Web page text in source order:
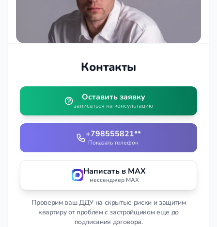
Контакты
Оставить заявку
записаться на консультацию
+798555821**
Показать телефон
Написать в MAX
мессенджер MAX
Проверим ваш ДДУ на скрытые риски и защитим
квартиру от проблем с застройщиком еще до
подписания договора.